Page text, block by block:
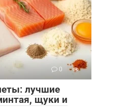
0
лучшие
щуки и